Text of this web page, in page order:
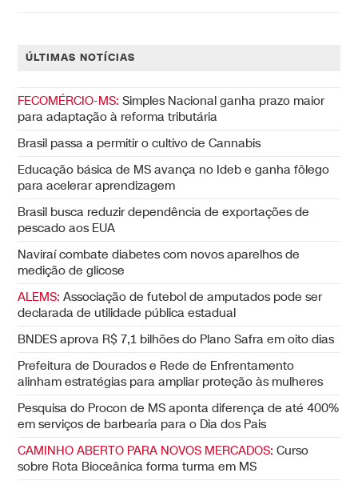
ÚLTIMAS NOTÍCIAS
FECOMÉRCIO-MS: Simples Nacional ganha prazo maior
para adaptação à reforma tributária
Brasil passa a permitir o cultivo de Cannabis
Educação básica de MS avança no Ideb e ganha fôlego
para acelerar aprendizagem
Brasil busca reduzir dependência de exportações de
pescado aos EUA
Naviraí combate diabetes com novos aparelhos de
medição de glicose
ALEMS: Associação de futebol de amputados pode ser
declarada de utilidade pública estadual
BNDES aprova R$ 7,1 bilhões do Plano Safra em oito dias
Prefeitura de Dourados e Rede de Enfrentamento
alinham estratégias para ampliar proteção às mulheres
Pesquisa do Procon de MS aponta diferença de até 400%
em serviços de barbearia para o Dia dos Pais
CAMINHO ABERTO PARA NOVOS MERCADOS: Curso
sobre Rota Bioceânica forma turma em MS